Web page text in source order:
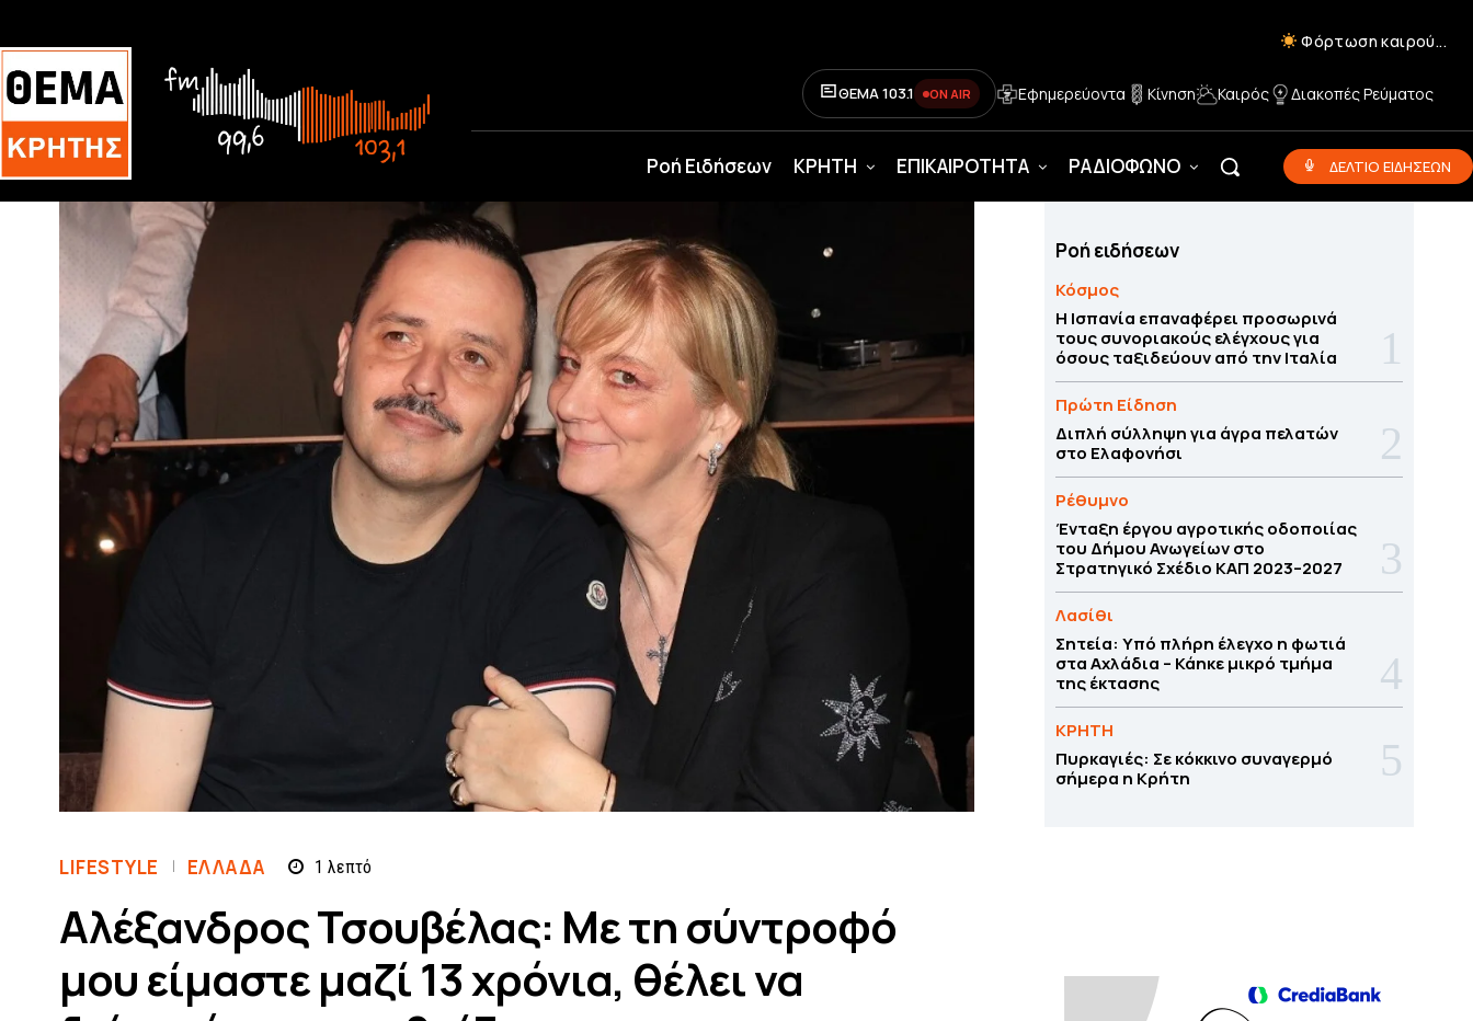
Φόρτωση καιρού...
ΘΕΜΑ 103.1 ON AIR Εφημερεύοντα Κίνηση Καιρός Διακοπές Ρεύματος
Ροή Ειδήσεων ΚΡΗΤΗ ΕΠΙΚΑΙΡΟΤΗΤΑ ΡΑΔΙΟΦΩΝΟ ΔΕΛΤΙΟ ΕΙΔΗΣΕΩΝ
LIFESTYLE ΕΛΛΆΔΑ 1 λεπτό
Αλέξανδρος Τσουβέλας: Με τη σύντροφό
μου είμαστε μαζί 13 χρόνια, θέλει να
Ροή ειδήσεων
Κόσμος
Η Ισπανία επαναφέρει προσωρινά
τους συνοριακούς ελέγχους για
όσους ταξιδεύουν από την Ιταλία
Πρώτη Είδηση
Διπλή σύλληψη για άγρα πελατών
στο Ελαφονήσι
Ρέθυμνο
Ένταξη έργου αγροτικής οδοποιίας
του Δήμου Ανωγείων στο
Στρατηγικό Σχέδιο ΚΑΠ 2023–2027
Λασίθι
Σητεία: Υπό πλήρη έλεγχο η φωτιά
στα Αχλάδια – Κάηκε μικρό τμήμα
της έκτασης
ΚΡΗΤΗ
Πυρκαγιές: Σε κόκκινο συναγερμό
σήμερα η Κρήτη